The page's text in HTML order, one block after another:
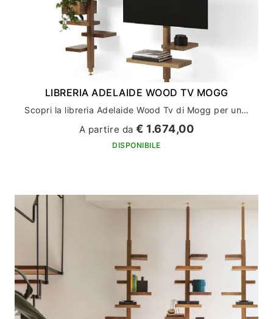
LIBRERIA ADELAIDE WOOD TV MOGG
Scopri la libreria Adelaide Wood Tv di Mogg per un arredamento casa di stile e funzionalità
A partire da€ 1.674,00
DISPONIBILE